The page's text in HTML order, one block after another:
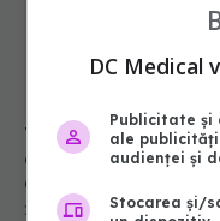
Trucuri simple care
obosiți.
dermatolog
24 mar 2026, 09:03
DC Medical
Publicitate și
ale
audienței și
Stocarea și/